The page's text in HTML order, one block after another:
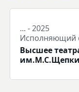
... - 2025
Исполняющий
Высшее